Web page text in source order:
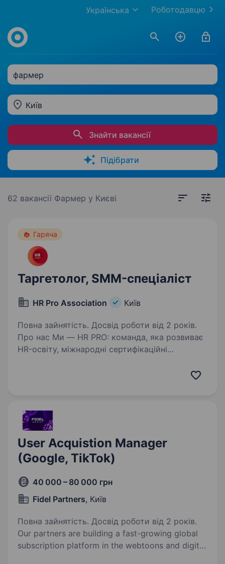
Роботодавцю
Українська
фармер
Київ
Знайти вакансії
Підібрати
62 вакансії Фармер у Києві
Гаряча
Таргетолог, SMM-спеціаліст
HR Pro Association Київ
Повна зайнятість. Досвід роботи від 2 років.
Про нас Ми — HR PRO: команда, яка розвиває
HR-освіту, міжнародні сертифікаційні
User Acquistion Manager
(Google, TikTok)
40 000 – 80 000 грн
Fidel Partners, Київ
Повна зайнятість. Досвід роботи від 2 років.
Our partners are building a fast-growing global
subscription platform in the webtoons and digital